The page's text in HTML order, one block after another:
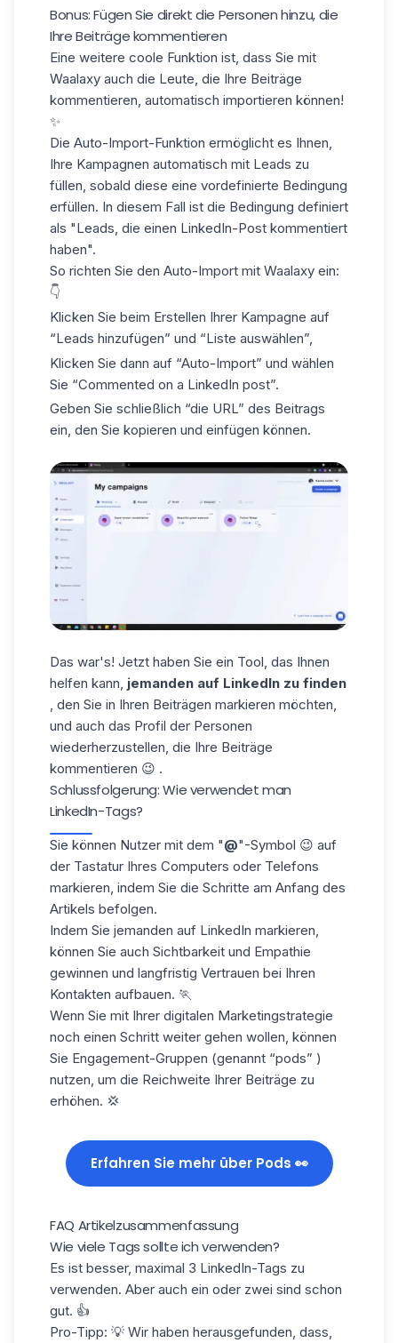
Bonus: Fügen Sie direkt die Personen hinzu, die
Ihre Beiträge kommentieren
Eine weitere coole Funktion ist, dass Sie mit
Waalaxy auch die Leute, die Ihre Beiträge
kommentieren, automatisch importieren können!
✨
Die Auto-Import-Funktion ermöglicht es Ihnen,
Ihre Kampagnen automatisch mit Leads zu
füllen, sobald diese eine vordefinierte Bedingung
erfüllen. In diesem Fall ist die Bedingung definiert
als "Leads, die einen LinkedIn-Post kommentiert
haben".
So richten Sie den Auto-Import mit Waalaxy ein:
👇
Klicken Sie beim Erstellen Ihrer Kampagne auf
“Leads hinzufügen” und “Liste auswählen”,
Klicken Sie dann auf “Auto-Import” und wählen
Sie “Commented on a LinkedIn post”.
Geben Sie schließlich “die URL” des Beitrags
ein, den Sie kopieren und einfügen können.
Das war's! Jetzt haben Sie ein Tool, das Ihnen
helfen kann, jemanden auf LinkedIn zu finden
, den Sie in Ihren Beiträgen markieren möchten,
und auch das Profil der Personen
wiederherzustellen, die Ihre Beiträge
kommentieren 😉 .
Schlussfolgerung: Wie verwendet man
LinkedIn-Tags?
Sie können Nutzer mit dem "@"-Symbol 😉 auf
der Tastatur Ihres Computers oder Telefons
markieren, indem Sie die Schritte am Anfang des
Artikels befolgen.
Indem Sie jemanden auf LinkedIn markieren,
können Sie auch Sichtbarkeit und Empathie
gewinnen und langfristig Vertrauen bei Ihren
Kontakten aufbauen. 🏃
Wenn Sie mit Ihrer digitalen Marketingstrategie
noch einen Schritt weiter gehen wollen, können
Sie Engagement-Gruppen (genannt “pods” )
nutzen, um die Reichweite Ihrer Beiträge zu
erhöhen. 💢
Erfahren Sie mehr über Pods 👀
FAQ Artikelzusammenfassung
Wie viele Tags sollte ich verwenden?
Es ist besser, maximal 3 LinkedIn-Tags zu
verwenden. Aber auch ein oder zwei sind schon
gut. 👍
Pro-Tipp: 💡 Wir haben herausgefunden, dass,